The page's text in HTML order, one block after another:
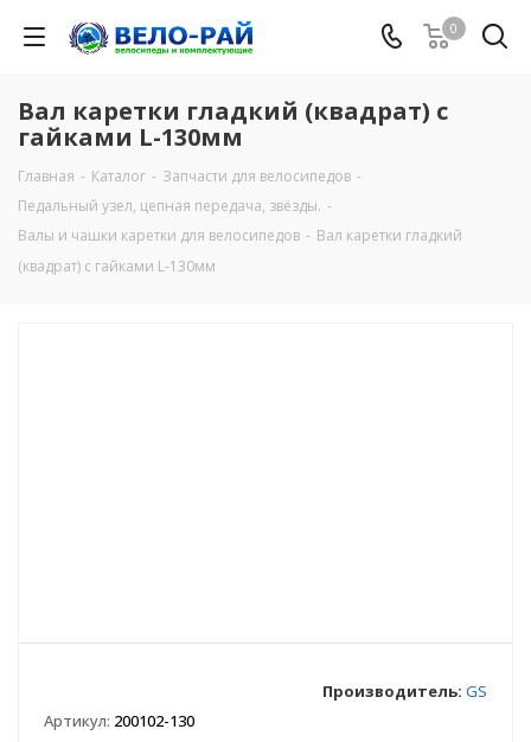
0
Вал каретки гладкий (квадрат) с
гайками L-130мм
Главная - Каталог - Запчасти для велосипедов -
Педальный узел, цепная передача, звёзды. -
Валы и чашки каретки для велосипедов - Вал каретки гладкий
(квадрат) с гайками L-130мм
Артикул: 200102-130
Производитель: GS